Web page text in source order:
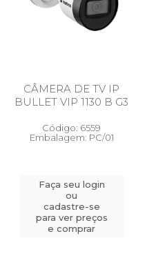
CÂMERA DE TV IP
BULLET VIP 1130 B G3
Código: 6559
Embalagem: PC/01
Faça seu login
ou
cadastre-se
para ver preços
e comprar